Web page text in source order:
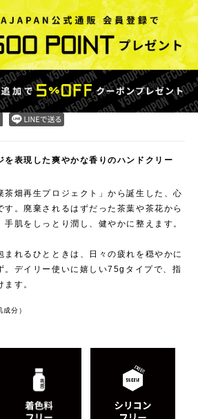
を表現した爽やかな香りのハンドクリー
茶畑再生プロジェクト」から誕生した、心
す。廃棄されるはずだった茶葉や茶花から
肌をしっとり潤し、健やかに整えます。
まれるひとときは、日々の疲れを穏やかに
。デイリー使いに嬉しい75gタイプで、指
す。
分）